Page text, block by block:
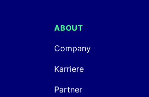
ABOUT
Company
Karriere
Partner